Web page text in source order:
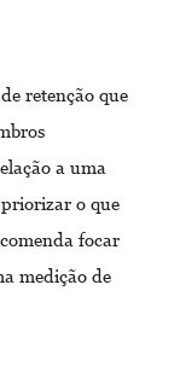
retenção que
a uma
o que
focar
medição de